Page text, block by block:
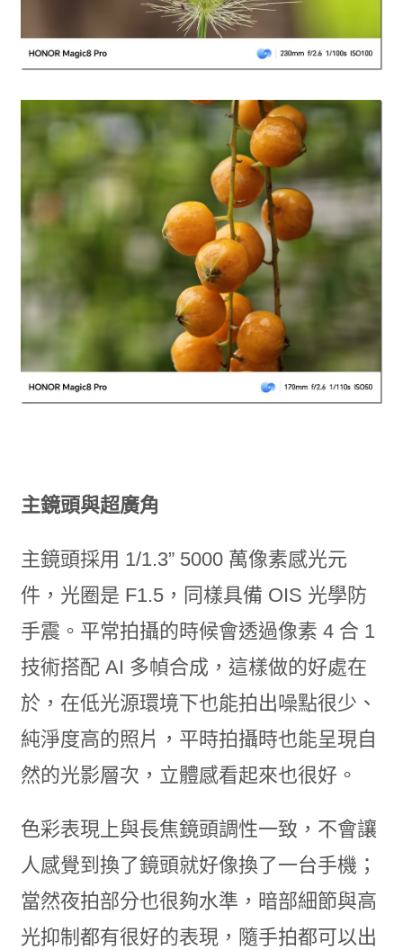
主鏡頭與超廣角
主鏡頭採用 1/1.3” 5000 萬像素感光元
件，光圈是 F1.5，同樣具備 OIS 光學防
手震。平常拍攝的時候會透過像素 4 合 1
技術搭配 AI 多幀合成，這樣做的好處在
於，在低光源環境下也能拍出噪點很少、
純淨度高的照片，平時拍攝時也能呈現自
然的光影層次，立體感看起來也很好。
色彩表現上與長焦鏡頭調性一致，不會讓
人感覺到換了鏡頭就好像換了一台手機；
當然夜拍部分也很夠水準，暗部細節與高
光抑制都有很好的表現，隨手拍都可以出